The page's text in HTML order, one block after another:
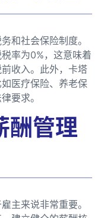
和社会保险制度。
率为0%，这意味着
收入。此外，卡塔
医疗保险、养老保
要求。
酬管理
主来说非常重要。